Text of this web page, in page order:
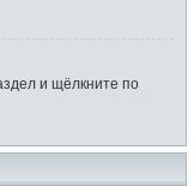
и щёлкните по